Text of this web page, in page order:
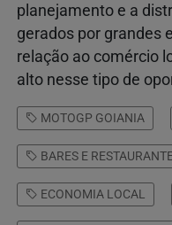
planejamento e a
gerados por grandes
relação ao comércio
alto nesse tipo de
MOTOGP GOIANIA
BARES E
ECONOMIA LOCAL